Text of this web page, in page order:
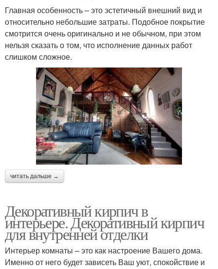
Главная особенность – это эстетичный внешний вид и
относительно небольшие затраты. Подобное покрытие
смотрится очень оригинально и не обычном, при этом
нельзя сказать о том, что исполнение данных работ
слишком сложное.
читать дальше →
Декоративный кирпич в
интерьере. Декоративный кирпич
для внутренней отделки
Интерьер комнаты – это как настроение Вашего дома.
Именно от него будет зависеть Ваш уют, спокойствие и